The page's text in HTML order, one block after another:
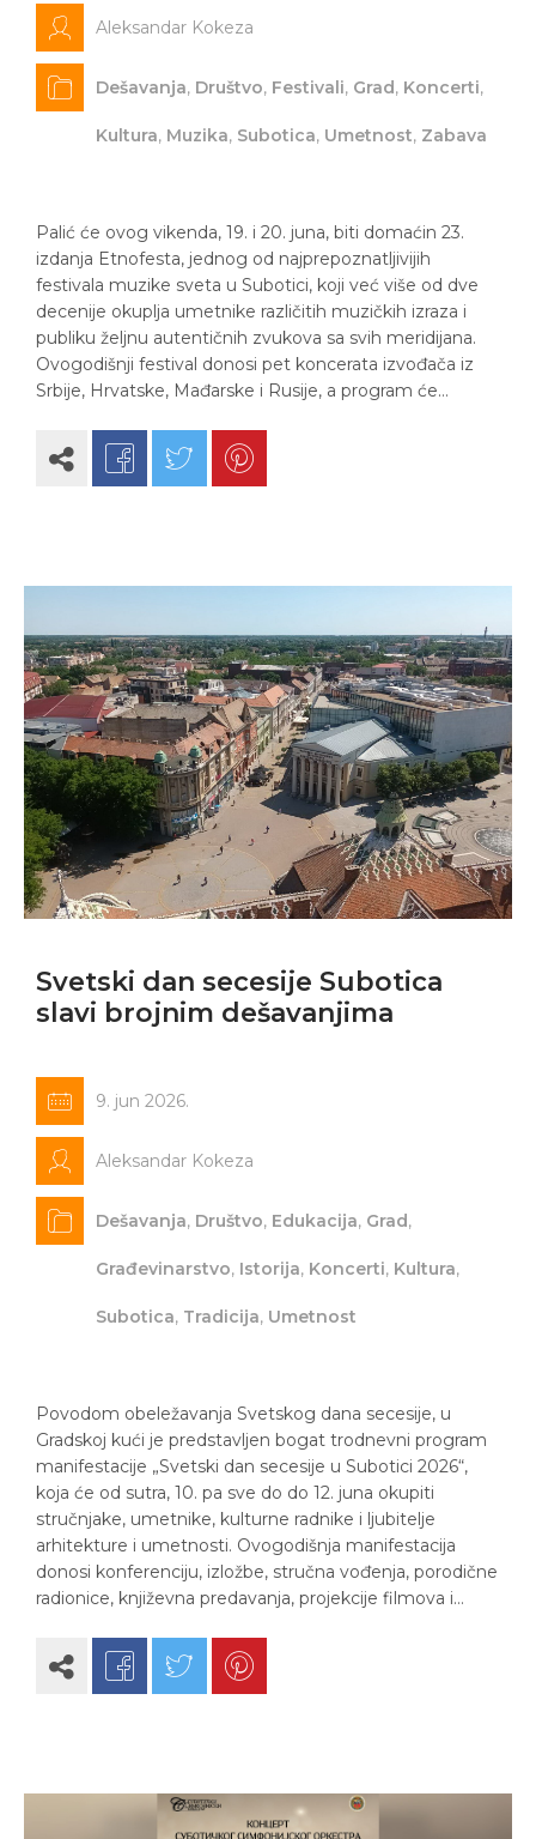
Aleksandar Kokeza
Dešavanja, Društvo, Festivali, Grad, Koncerti,
Kultura, Muzika, Subotica, Umetnost, Zabava
Palić će ovog vikenda, 19. i 20. juna, biti domaćin 23.
izdanja Etnofesta, jednog od najprepoznatljivijih
festivala muzike sveta u Subotici, koji već više od dve
decenije okuplja umetnike različitih muzičkih izraza i
publiku željnu autentičnih zvukova sa svih meridijana.
Ovogodišnji festival donosi pet koncerata izvođača iz
Srbije, Hrvatske, Mađarske i Rusije, a program će…
Svetski dan secesije Subotica
slavi brojnim dešavanjima
9. jun 2026.
Aleksandar Kokeza
Dešavanja, Društvo, Edukacija, Grad,
Građevinarstvo, Istorija, Koncerti, Kultura,
Subotica, Tradicija, Umetnost
Povodom obeležavanja Svetskog dana secesije, u
Gradskoj kući je predstavljen bogat trodnevni program
manifestacije „Svetski dan secesije u Subotici 2026“,
koja će od sutra, 10. pa sve do do 12. juna okupiti
stručnjake, umetnike, kulturne radnike i ljubitelje
arhitekture i umetnosti. Ovogodišnja manifestacija
donosi konferenciju, izložbe, stručna vođenja, porodične
radionice, književna predavanja, projekcije filmova i…